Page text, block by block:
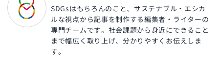
SDGsはもちろんのこと、サステナブル・エシカ
ルな視点から記事を制作する編集者・ライターの
専門チームです。社会課題から身近にできること
まで幅広く取り上げ、分かりやすくお伝えしま
す。